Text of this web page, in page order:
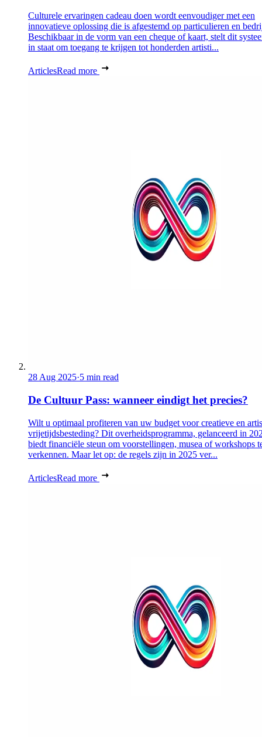
Culturele ervaringen cadeau doen wordt eenvoudiger met een
innovatieve oplossing die is afgestemd op particulieren en
Beschikbaar in de vorm van een cheque of kaart, stelt dit
in staat om toegang te krijgen tot honderden artisti...
ArticlesRead more
28 Aug 2025·5 min read
De Cultuur Pass: wanneer eindigt het precies?
Wilt u optimaal profiteren van uw budget voor creatieve en
vrijetijdsbesteding? Dit overheidsprogramma, gelanceerd in
biedt financiële steun om voorstellingen, musea of workshops
verkennen. Maar let op: de regels zijn in 2025 ver...
ArticlesRead more